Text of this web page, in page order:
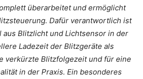
überarbeitet und ermöglicht
Dafür verantwortlich ist
aus Blitzlicht und Lichtsensor in der
Ladezeit der Blitzgeräte als
verkürzte Blitzfolgezeit und für eine
in der Praxis. Ein besonderes